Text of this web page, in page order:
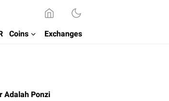
Coins Exchanges
Adalah Ponzi